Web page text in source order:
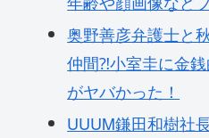
奥野善彦弁護士と
仲間⁈小室圭に金
がヤバかった！
UUUM鎌田和樹社